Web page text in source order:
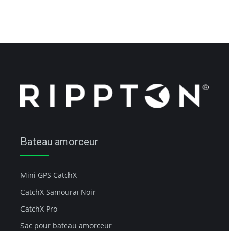
Bateau amorceur
Mini GPS CatchX
CatchX Samouraï Noir
CatchX Pro
Sac pour bateau amorceur